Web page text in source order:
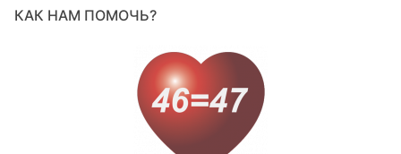
КАК НАМ ПОМОЧЬ?